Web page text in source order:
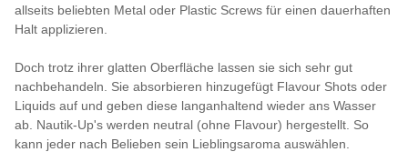
allseits beliebten Metal oder Plastic Screws für einen dauerhaften
Halt applizieren.
Doch trotz ihrer glatten Oberfläche lassen sie sich sehr gut
nachbehandeln. Sie absorbieren hinzugefügt Flavour Shots oder
Liquids auf und geben diese langanhaltend wieder ans Wasser
ab. Nautik-Up's werden neutral (ohne Flavour) hergestellt. So
kann jeder nach Belieben sein Lieblingsaroma auswählen.